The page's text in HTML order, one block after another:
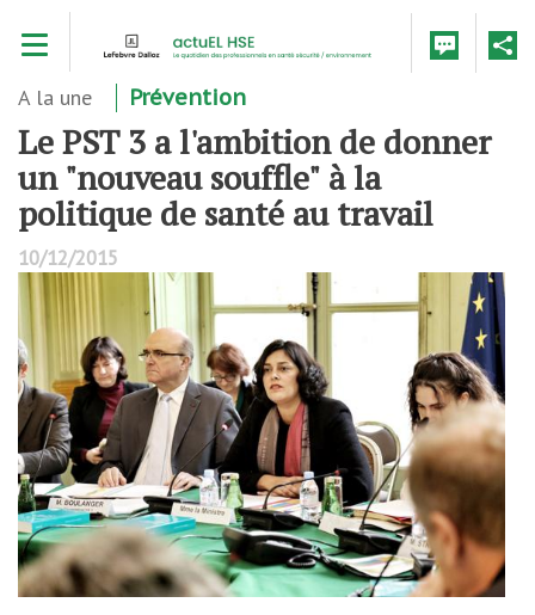
contenu
A la une Prévention
Le PST 3 a l'ambition de donner
un "nouveau souffle" à la
politique de santé au travail
10/12/2015